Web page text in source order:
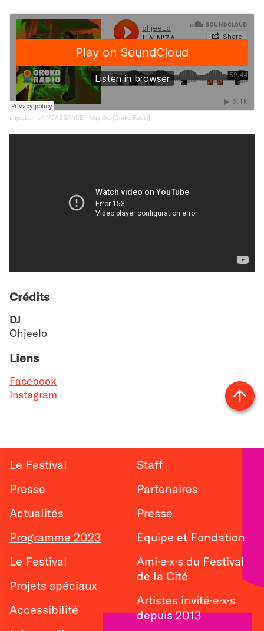
ohjeeLo · LA N'ZASSANCE - May 3rd [Oroko Radio]
Crédits
DJ
Ohjeelo
Liens
Facebook
Instagram
Le Festival
Presse
Actualités
Programme 2023
Le Festival
Projets spéciaux
Accessibilité
Staff
Partenaires
Presse
Equipe et Fondation
Ami·e·x·s du Festival
de la Cité
Artistes invité·e·x·s
depuis 2013